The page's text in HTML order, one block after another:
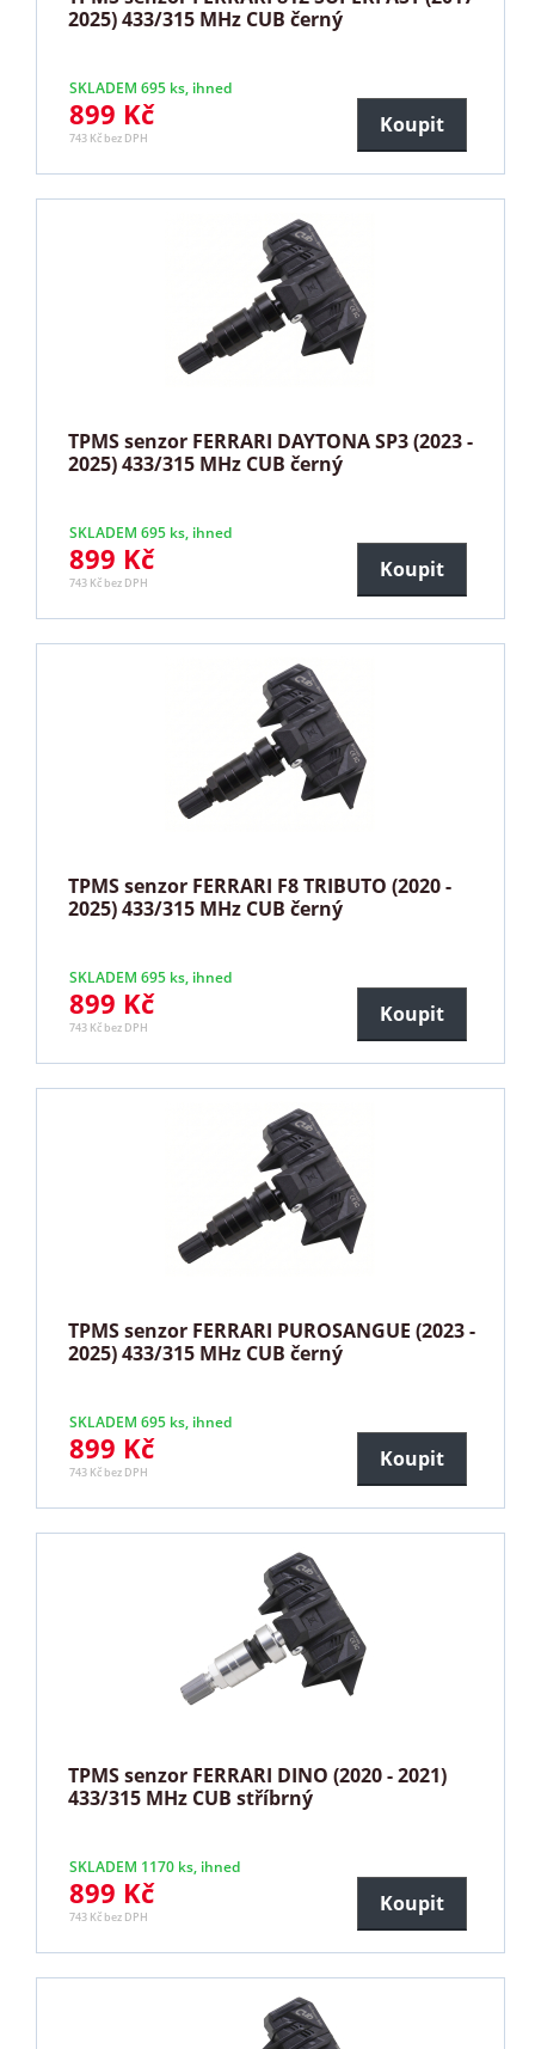
2025) 433/315 MHz CUB černý
SKLADEM 695 ks, ihned
899 Kč
743 Kč bez DPH
Koupit
TPMS senzor FERRARI DAYTONA SP3 (2023 -
2025) 433/315 MHz CUB černý
SKLADEM 695 ks, ihned
899 Kč
743 Kč bez DPH
Koupit
TPMS senzor FERRARI F8 TRIBUTO (2020 -
2025) 433/315 MHz CUB černý
SKLADEM 695 ks, ihned
899 Kč
743 Kč bez DPH
Koupit
TPMS senzor FERRARI PUROSANGUE (2023 -
2025) 433/315 MHz CUB černý
SKLADEM 695 ks, ihned
899 Kč
743 Kč bez DPH
Koupit
TPMS senzor FERRARI DINO (2020 - 2021)
433/315 MHz CUB stříbrný
SKLADEM 1170 ks, ihned
899 Kč
743 Kč bez DPH
Koupit